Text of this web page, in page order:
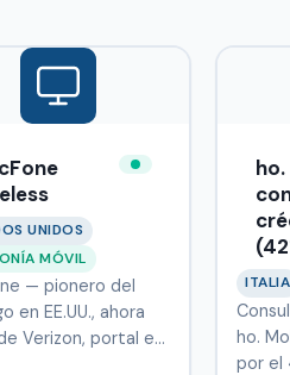
UNIDOS
MÓVIL
— pionero del
en EE.UU., ahora
Verizon, portal en
ITALIA
ho.
por el